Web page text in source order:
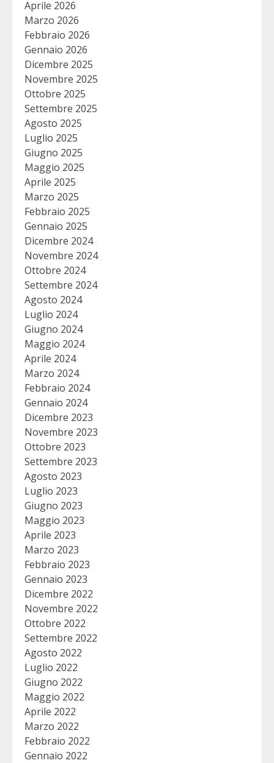
Aprile 2026
Marzo 2026
Febbraio 2026
Gennaio 2026
Dicembre 2025
Novembre 2025
Ottobre 2025
Settembre 2025
Agosto 2025
Luglio 2025
Giugno 2025
Maggio 2025
Aprile 2025
Marzo 2025
Febbraio 2025
Gennaio 2025
Dicembre 2024
Novembre 2024
Ottobre 2024
Settembre 2024
Agosto 2024
Luglio 2024
Giugno 2024
Maggio 2024
Aprile 2024
Marzo 2024
Febbraio 2024
Gennaio 2024
Dicembre 2023
Novembre 2023
Ottobre 2023
Settembre 2023
Agosto 2023
Luglio 2023
Giugno 2023
Maggio 2023
Aprile 2023
Marzo 2023
Febbraio 2023
Gennaio 2023
Dicembre 2022
Novembre 2022
Ottobre 2022
Settembre 2022
Agosto 2022
Luglio 2022
Giugno 2022
Maggio 2022
Aprile 2022
Marzo 2022
Febbraio 2022
Gennaio 2022